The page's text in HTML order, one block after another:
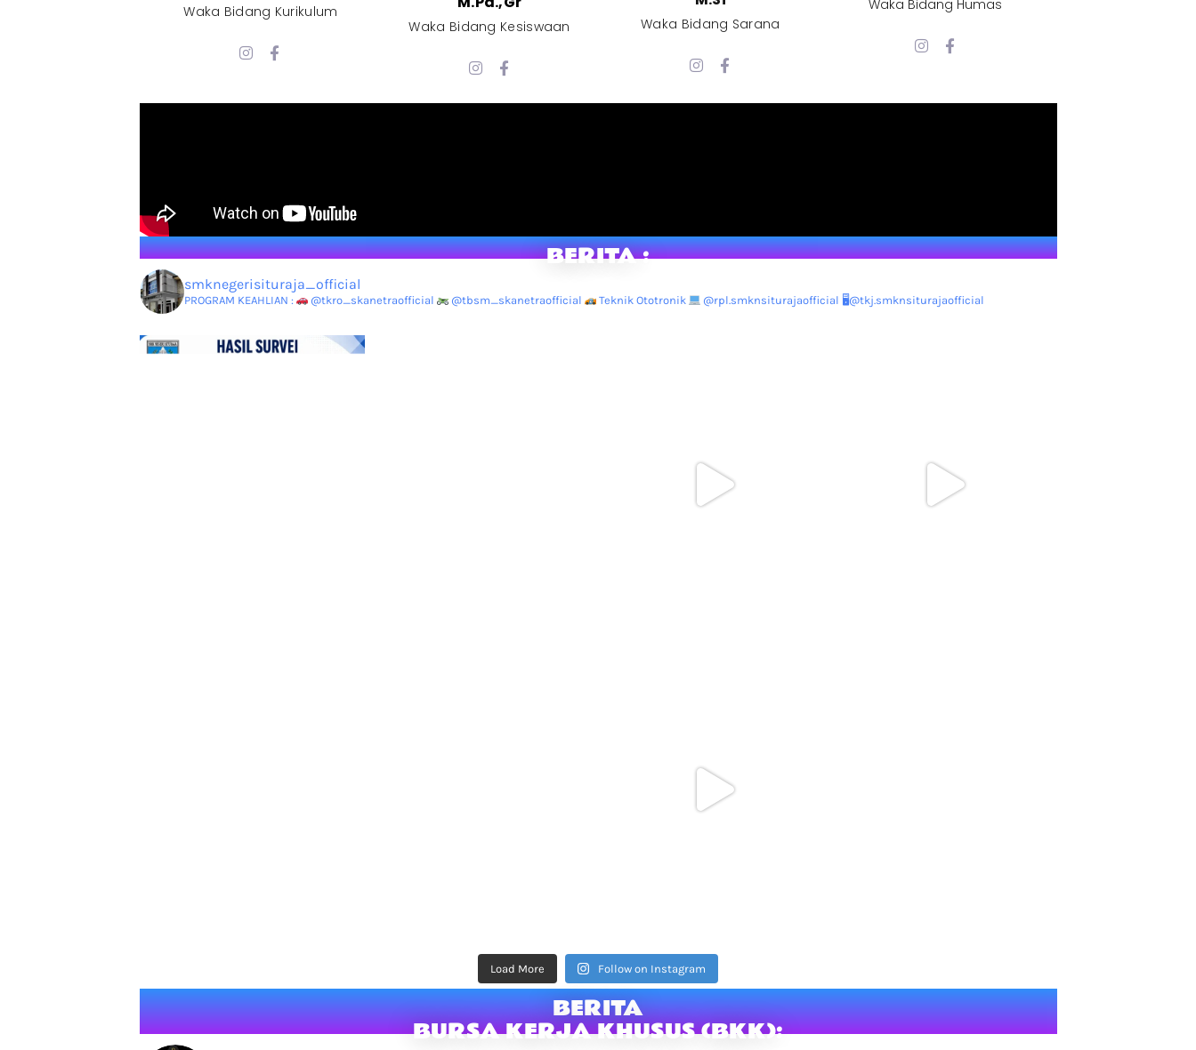
Waka Bidang Kurikulum
Waka Bidang Kesiswaan​ Waka Bidang Sarana​
Waka Bidang Humas
BERITA :
smknegerisituraja_official
PROGRAM KEAHLIAN : @tkro_skanetraofficial @tbsm_skanetraofficial Teknik Ototronik @rpl.smknsiturajaofficial 🖥@tkj.smknsiturajaofficial
Load More Follow on Instagram
BERITA
BURSA KERJA KHUSUS (BKK):